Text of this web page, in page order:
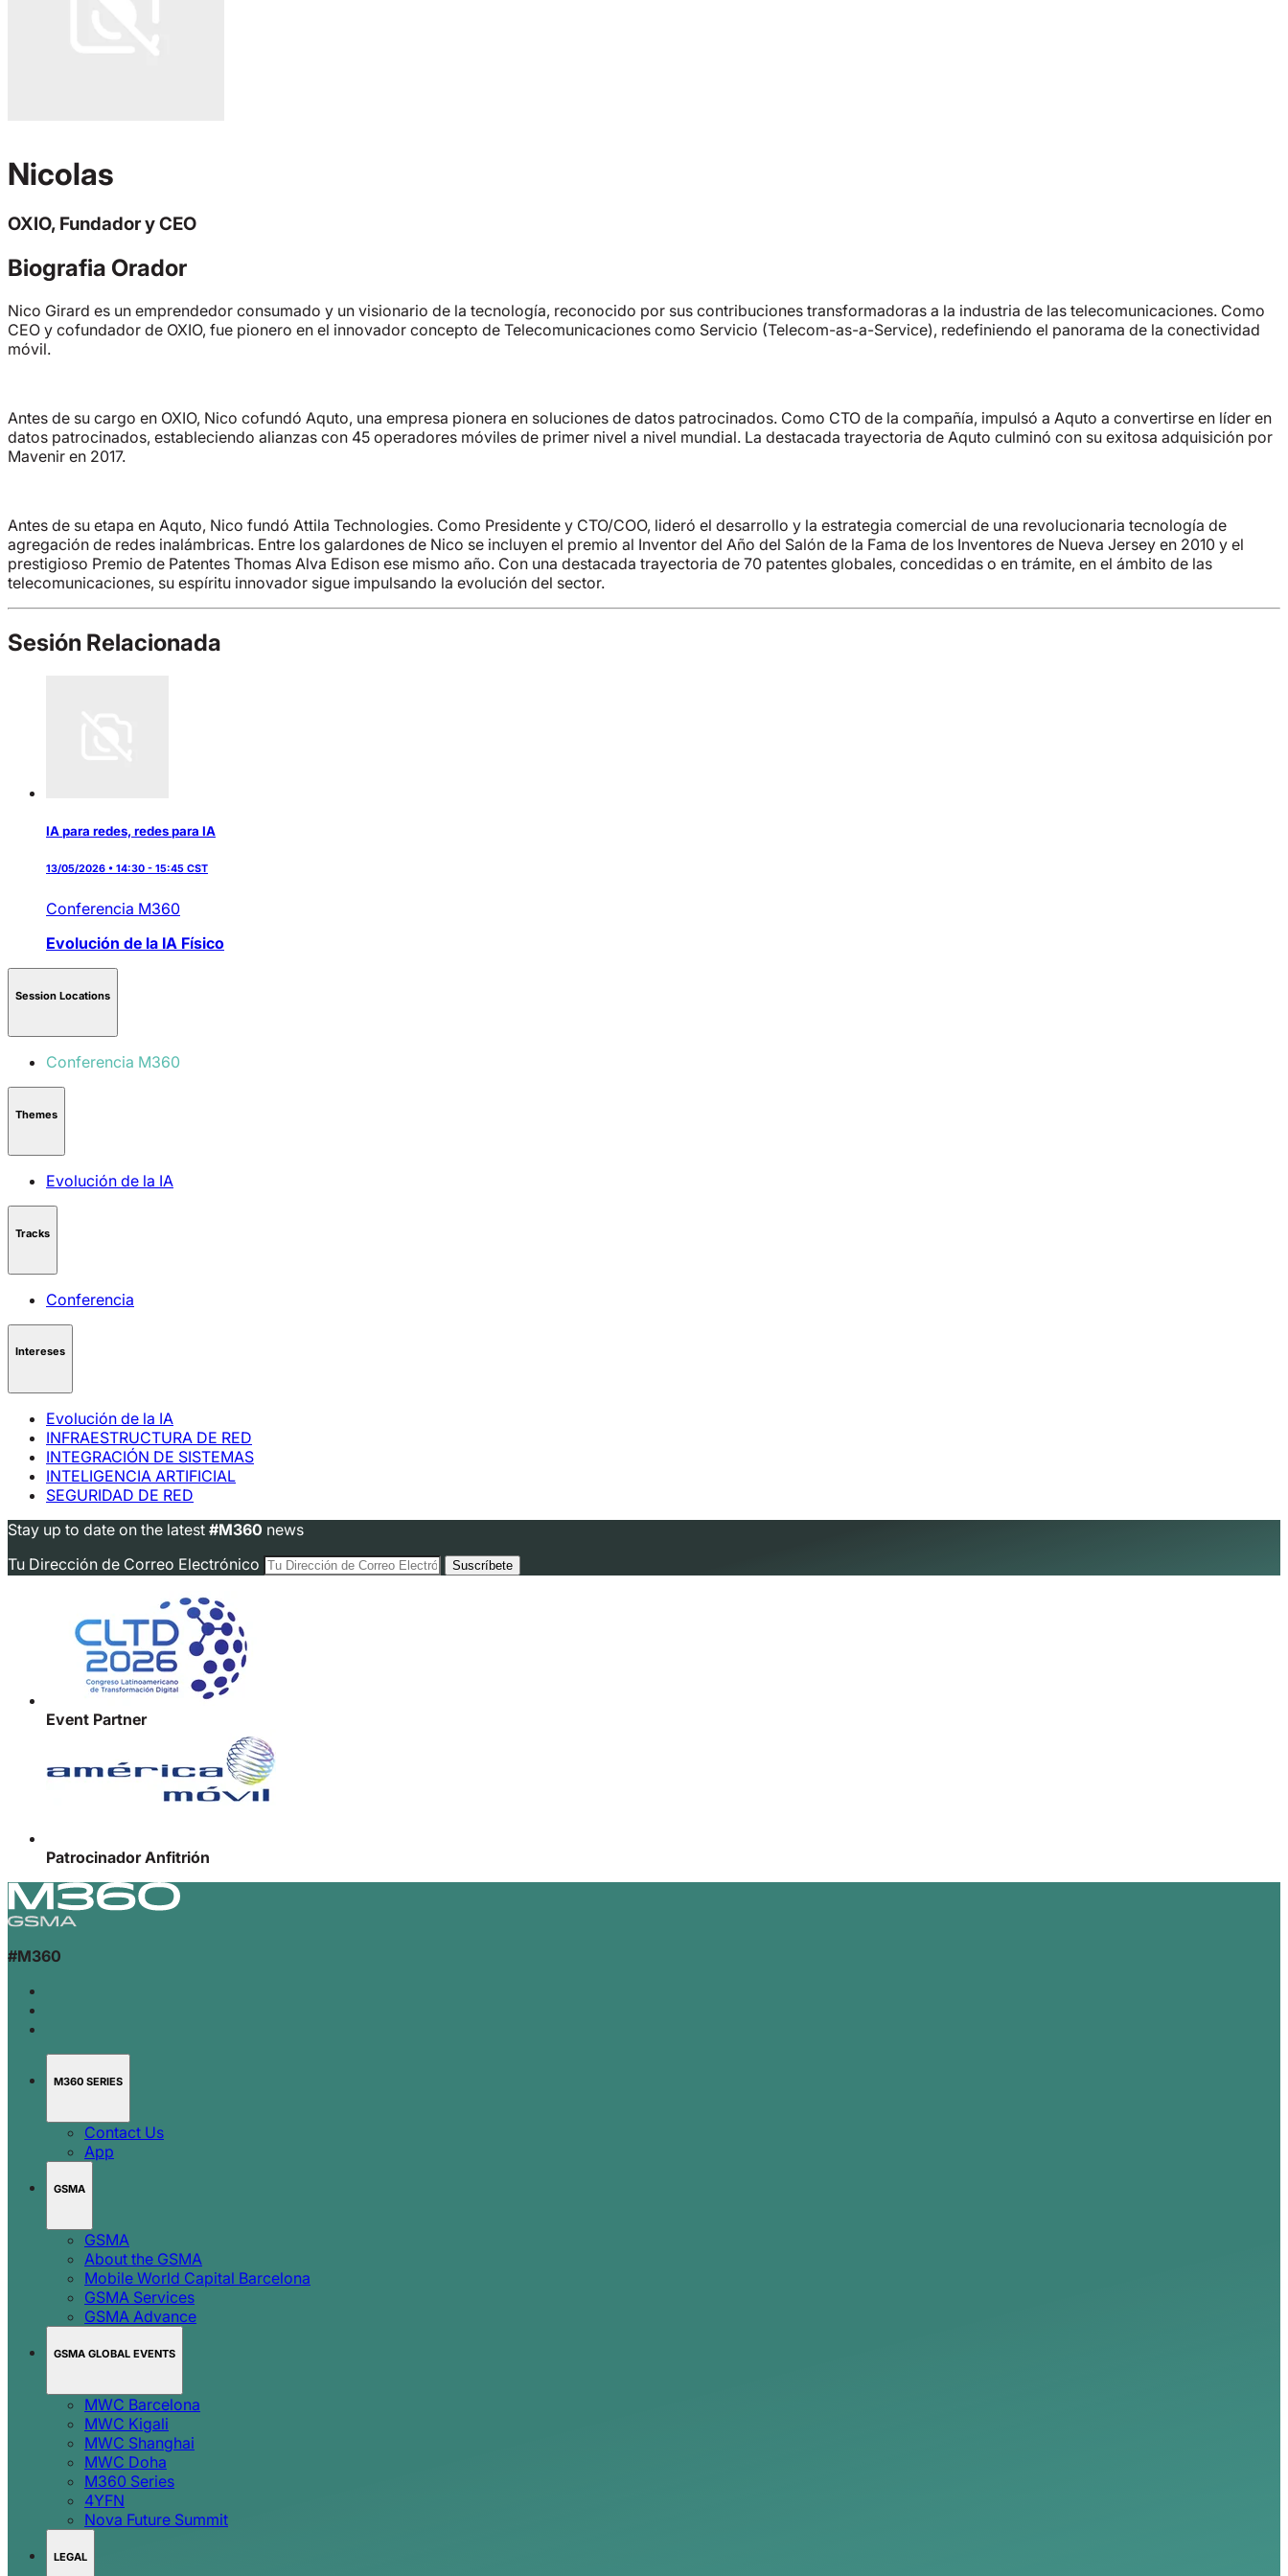
Nicolas
OXIO, Fundador y CEO
Biografia Orador
Nico Girard es un emprendedor consumado y un visionario de la tecnología, reconocido por sus contribuciones transformadoras a la industria de las telecomunicaciones. Como
CEO y cofundador de OXIO, fue pionero en el innovador concepto de Telecomunicaciones como Servicio (Telecom-as-a-Service), redefiniendo el panorama de la conectividad
móvil.
Antes de su cargo en OXIO, Nico cofundó Aquto, una empresa pionera en soluciones de datos patrocinados. Como CTO de la compañía, impulsó a Aquto a convertirse en líder en
datos patrocinados, estableciendo alianzas con 45 operadores móviles de primer nivel a nivel mundial. La destacada trayectoria de Aquto culminó con su exitosa adquisición por
Mavenir en 2017.
Antes de su etapa en Aquto, Nico fundó Attila Technologies. Como Presidente y CTO/COO, lideró el desarrollo y la estrategia comercial de una revolucionaria tecnología de
agregación de redes inalámbricas. Entre los galardones de Nico se incluyen el premio al Inventor del Año del Salón de la Fama de los Inventores de Nueva Jersey en 2010 y el
prestigioso Premio de Patentes Thomas Alva Edison ese mismo año. Con una destacada trayectoria de 70 patentes globales, concedidas o en trámite, en el ámbito de las
telecomunicaciones, su espíritu innovador sigue impulsando la evolución del sector.
Sesión Relacionada
IA para redes, redes para IA
13/05/2026 • 14:30 - 15:45 CST
Conferencia M360
Evolución de la IA Físico
Session Locations
Conferencia M360
Themes
Evolución de la IA
Tracks
Conferencia
Intereses
Evolución de la IA
INFRAESTRUCTURA DE RED
INTEGRACIÓN DE SISTEMAS
INTELIGENCIA ARTIFICIAL
SEGURIDAD DE RED
Stay up to date on the latest #M360 news
Tu Dirección de Correo Electrónico
Event Partner
Patrocinador Anfitrión
#M360
M360 SERIES
Contact Us
App
GSMA
GSMA
About the GSMA
Mobile World Capital Barcelona
GSMA Services
GSMA Advance
GSMA GLOBAL EVENTS
MWC Barcelona
MWC Kigali
MWC Shanghai
MWC Doha
M360 Series
4YFN
Nova Future Summit
LEGAL